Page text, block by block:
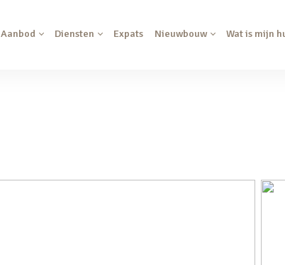
Aanbod Diensten Expats Nieuwbouw Wat is mijn